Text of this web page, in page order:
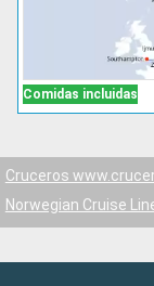
Comidas incluidas
Cruceros
Norwegian Cruise